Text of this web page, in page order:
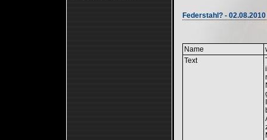
Federstahl? -
Name
Text